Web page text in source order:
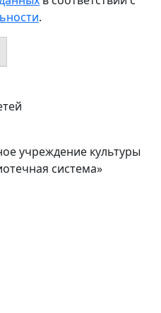
.
учреждение культуры
система»